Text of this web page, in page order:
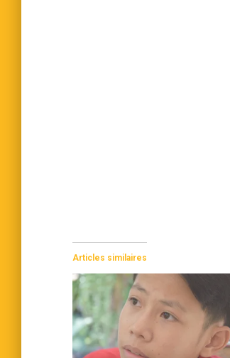
Articles similaires